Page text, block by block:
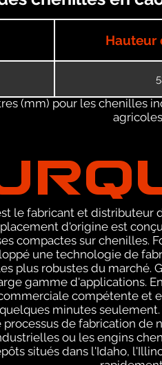
Hauteur
(mm) pour les chenilles
le fabricant et
d'origine est
compactes sur chenilles.
une technologie de
plus robustes du marché.
gamme d'applications.
compétente et
minutes
de fabrication de
ou les engins
situés dans l'Idaho,